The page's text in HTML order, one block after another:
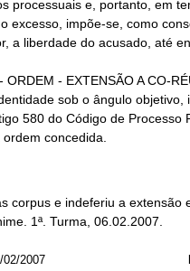
ordem concedida.
corpus e indeferiu a
1ª. Turma, 06.02.2007.
02/2007